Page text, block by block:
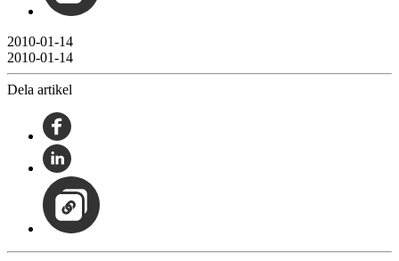
2010-01-14
2010-01-14
Dela artikel